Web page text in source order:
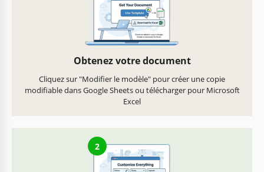
Obtenez votre document
Cliquez sur "Modifier le modèle" pour créer une copie
modifiable dans Google Sheets ou télécharger pour Microsoft
Excel
2